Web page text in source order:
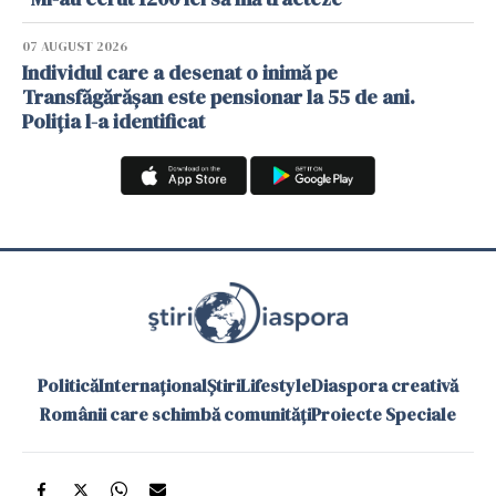
07 AUGUST 2026
Individul care a desenat o inimă pe
Transfăgărășan este pensionar la 55 de ani.
Poliția l-a identificat
PoliticăInternaționalȘtiriLifestyleDiaspora creativă
Românii care schimbă comunitățiProiecte Speciale